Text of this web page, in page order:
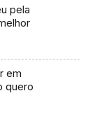
pela
em
quero